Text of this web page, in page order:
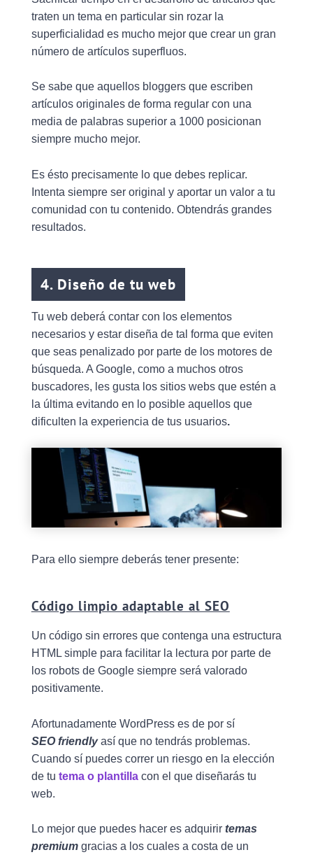
traten un tema en particular sin rozar la
superficialidad es mucho mejor que crear un gran
número de artículos superfluos.
Se sabe que aquellos bloggers que escriben
artículos originales de forma regular con una
media de palabras superior a 1000 posicionan
siempre mucho mejor.
Es ésto precisamente lo que debes replicar.
Intenta siempre ser original y aportar un valor a tu
comunidad con tu contenido. Obtendrás grandes
resultados.
4. Diseño de tu web
Tu web deberá contar con los elementos
necesarios y estar diseña de tal forma que eviten
que seas penalizado por parte de los motores de
búsqueda. A Google, como a muchos otros
buscadores, les gusta los sitios webs que estén a
la última evitando en lo posible aquellos que
dificulten la experiencia de tus usuarios.
Para ello siempre deberás tener presente:
Código limpio adaptable al SEO
Un código sin errores que contenga una estructura
HTML simple para facilitar la lectura por parte de
los robots de Google siempre será valorado
positivamente.
Afortunadamente WordPress es de por sí
SEO friendlyasí que no tendrás problemas.
Cuando sí puedes correr un riesgo en la elección
de tu tema o plantillacon el que diseñarás tu
web.
Lo mejor que puedes hacer es adquirirtemas
premiumgracias a los cuales a costa de un